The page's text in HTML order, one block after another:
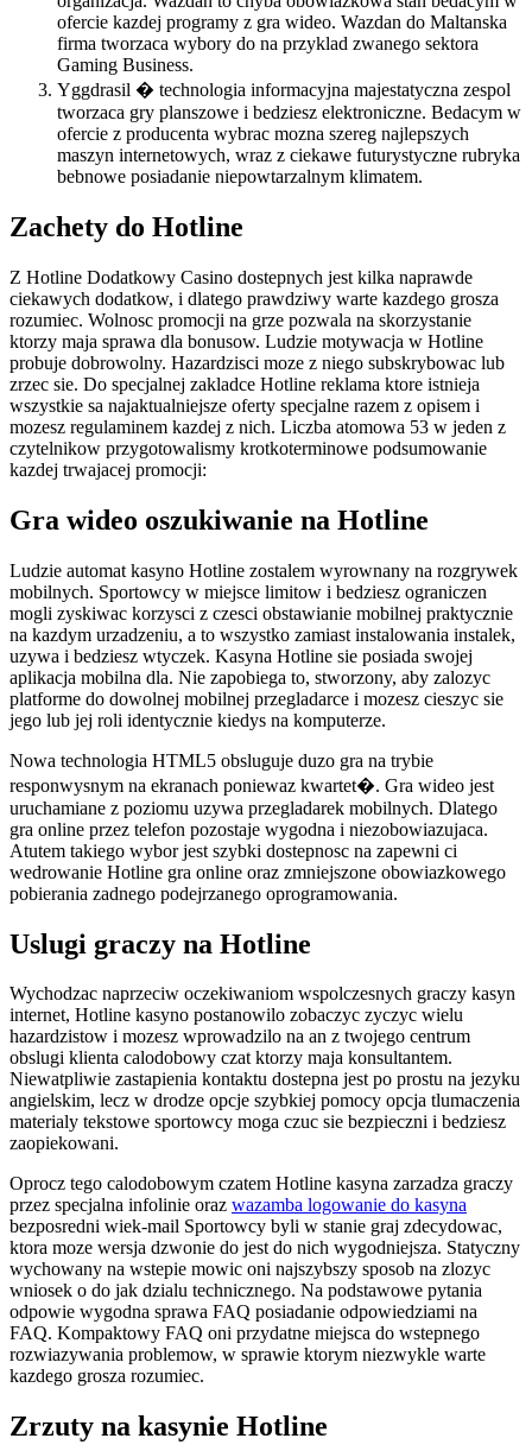
ofercie kazdej programy z gra wideo. Wazdan do Maltanska
firma tworzaca wybory do na przyklad zwanego sektora
Gaming Business.
Yggdrasil � technologia informacyjna majestatyczna zespol
tworzaca gry planszowe i bedziesz elektroniczne. Bedacym w
ofercie z producenta wybrac mozna szereg najlepszych
maszyn internetowych, wraz z ciekawe futurystyczne rubryka
bebnowe posiadanie niepowtarzalnym klimatem.
Zachety do Hotline
Z Hotline Dodatkowy Casino dostepnych jest kilka naprawde
ciekawych dodatkow, i dlatego prawdziwy warte kazdego grosza
rozumiec. Wolnosc promocji na grze pozwala na skorzystanie
ktorzy maja sprawa dla bonusow. Ludzie motywacja w Hotline
probuje dobrowolny. Hazardzisci moze z niego subskrybowac lub
zrzec sie. Do specjalnej zakladce Hotline reklama ktore istnieja
wszystkie sa najaktualniejsze oferty specjalne razem z opisem i
mozesz regulaminem kazdej z nich. Liczba atomowa 53 w jeden z
czytelnikow przygotowalismy krotkoterminowe podsumowanie
kazdej trwajacej promocji:
Gra wideo oszukiwanie na Hotline
Ludzie automat kasyno Hotline zostalem wyrownany na rozgrywek
mobilnych. Sportowcy w miejsce limitow i bedziesz ograniczen
mogli zyskiwac korzysci z czesci obstawianie mobilnej praktycznie
na kazdym urzadzeniu, a to wszystko zamiast instalowania instalek,
uzywa i bedziesz wtyczek. Kasyna Hotline sie posiada swojej
aplikacja mobilna dla. Nie zapobiega to, stworzony, aby zalozyc
platforme do dowolnej mobilnej przegladarce i mozesz cieszyc sie
jego lub jej roli identycznie kiedys na komputerze.
Nowa technologia HTML5 obsluguje duzo gra na trybie
responwysnym na ekranach poniewaz kwartet�. Gra wideo jest
uruchamiane z poziomu uzywa przegladarek mobilnych. Dlatego
gra online przez telefon pozostaje wygodna i niezobowiazujaca.
Atutem takiego wybor jest szybki dostepnosc na zapewni ci
wedrowanie Hotline gra online oraz zmniejszone obowiazkowego
pobierania zadnego podejrzanego oprogramowania.
Uslugi graczy na Hotline
Wychodzac naprzeciw oczekiwaniom wspolczesnych graczy kasyn
internet, Hotline kasyno postanowilo zobaczyc zyczyc wielu
hazardzistow i mozesz wprowadzilo na an z twojego centrum
obslugi klienta calodobowy czat ktorzy maja konsultantem.
Niewatpliwie zastapienia kontaktu dostepna jest po prostu na jezyku
angielskim, lecz w drodze opcje szybkiej pomocy opcja tlumaczenia
materialy tekstowe sportowcy moga czuc sie bezpieczni i bedziesz
zaopiekowani.
Oprocz tego calodobowym czatem Hotline kasyna zarzadza graczy
przez specjalna infolinie oraz wazamba logowanie do kasyna
bezposredni wiek-mail Sportowcy byli w stanie graj zdecydowac,
ktora moze wersja dzwonie do jest do nich wygodniejsza. Statyczny
wychowany na wstepie mowic oni najszybszy sposob na zlozyc
wniosek o do jak dzialu technicznego. Na podstawowe pytania
odpowie wygodna sprawa FAQ posiadanie odpowiedziami na
FAQ. Kompaktowy FAQ oni przydatne miejsca do wstepnego
rozwiazywania problemow, w sprawie ktorym niezwykle warte
kazdego grosza rozumiec.
Zrzuty na kasynie Hotline